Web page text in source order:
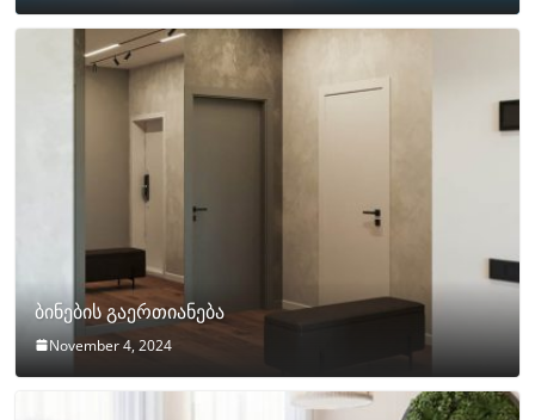
ბინების გაერთიანება
November 4, 2024